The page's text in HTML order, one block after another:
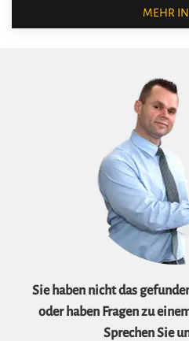
MEHR
Sie haben nicht das
oder haben Fragen zu
Sprechen Sie